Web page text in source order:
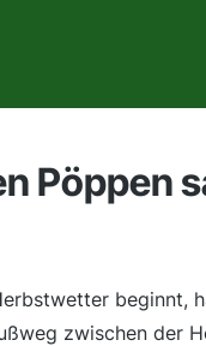
Pöppen
beginnt,
zwischen der